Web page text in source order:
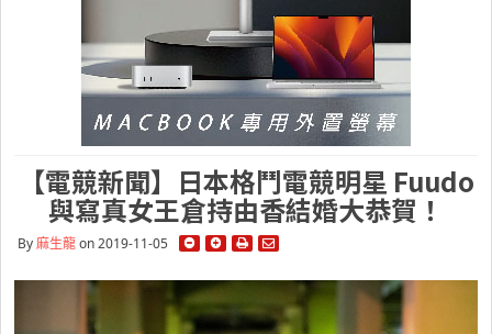
【電競新聞】日本格鬥電競明星 Fuudo
與寫真女王倉持由香結婚大恭賀！
By麻生龍on 2019-11-05